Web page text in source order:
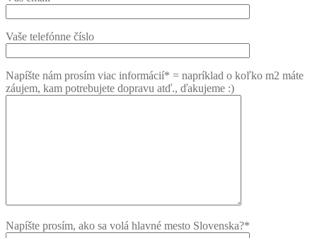
Vaše telefónne číslo
Napíšte nám prosím viac informácií* = napríklad o koľko m2 máte
záujem, kam potrebujete dopravu atď., ďakujeme :)
Napíšte prosím, ako sa volá hlavné mesto Slovenska?*